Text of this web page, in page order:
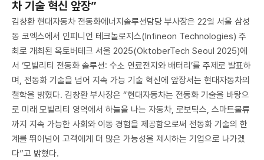
차 기술 혁신 앞장”
김창환 현대자동차 전동화에너지솔루션담당 부사장은 22일 서울 삼성
동 코엑스에서 인피니언 테크놀로지스(Infineon Technologies) 주
최로 개최된 옥토버테크 서울 2025(OktoberTech Seoul 2025)에
서 ‘모빌리티 전동화 솔루션: 수소 연료전지와 배터리’를 주제로 발표하
며, 전동화 기술을 넘어 지속 가능 기술 혁신에 앞장서는 현대자동차의
철학을 밝혔다. 김창환 부사장은 “현대자동차는 전동화 기술을 바탕으
로 미래 모빌리티 영역에서 하늘을 나는 자동차, 로보틱스, 스마트물류
까지 지속 가능한 사회와 이동 경험을 제공함으로써 전동화 기술의 한
계를 뛰어넘어 고객에게 더 많은 가능성을 제시하는 기업으로 나가겠
다”고 밝혔다.